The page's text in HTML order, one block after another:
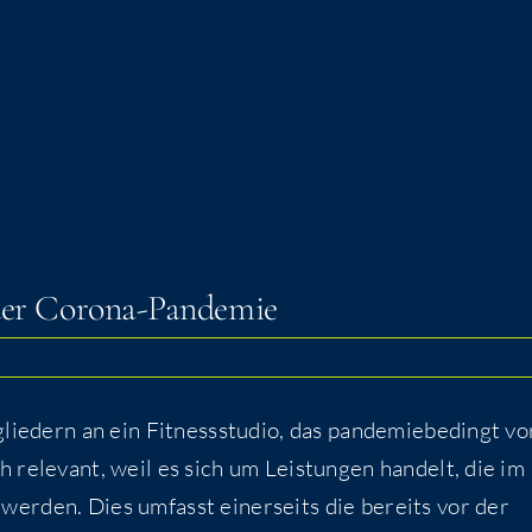
Corona-Pandemie
an ein Fit­ness­stu­dio, das pan­de­mie­be­dingt
weil es sich um Leis­tun­gen han­delt, die im
Dies umfasst einer­seits die bereits vor der